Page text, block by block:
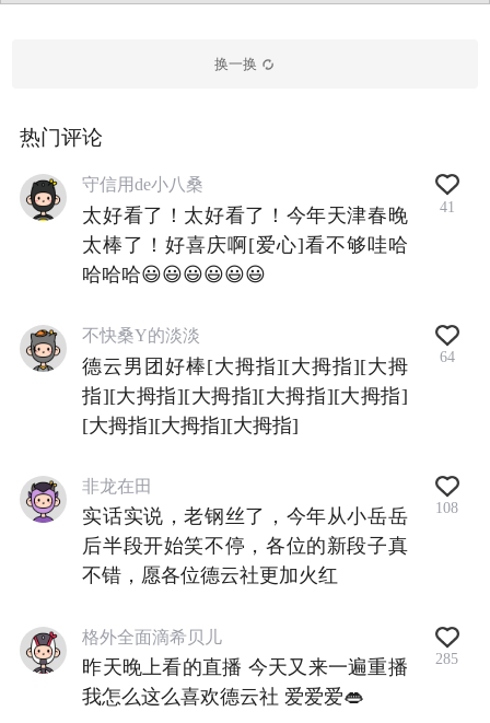
换一换
热门评论
守信用de小八桑
太好看了！太好看了！今年天津春晚
太棒了！好喜庆啊[爱心]看不够哇哈
哈哈哈😃😃😃😃😃😃
41
不快桑Y的淡淡
德云男团好棒[大拇指][大拇指][大拇
指][大拇指][大拇指][大拇指][大拇指]
[大拇指][大拇指][大拇指]
64
非龙在田
实话实说，老钢丝了，今年从小岳岳
后半段开始笑不停，各位的新段子真
不错，愿各位德云社更加火红
108
格外全面滴希贝儿
昨天晚上看的直播 今天又来一遍重播
我怎么这么喜欢德云社 爱爱爱👄
285